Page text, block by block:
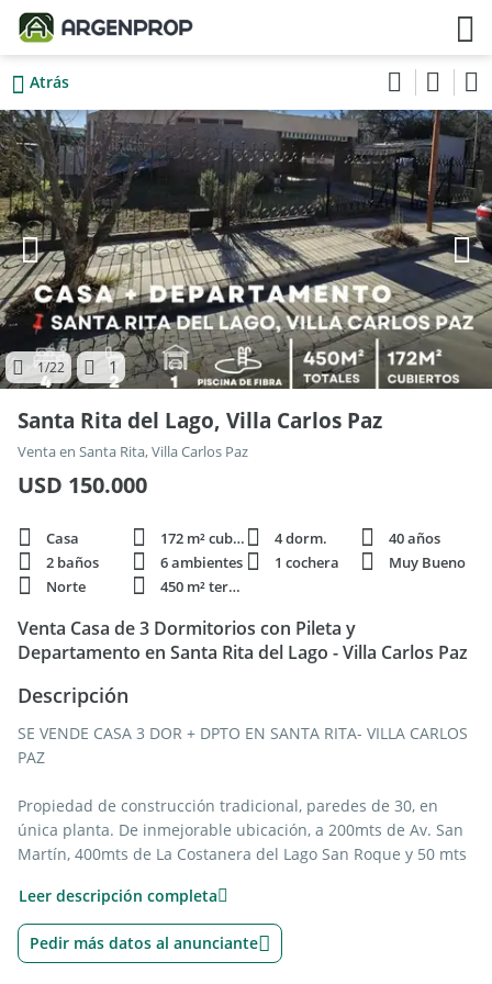
Atrás
1/22 1
Santa Rita del Lago, Villa Carlos Paz
Venta en Santa Rita, Villa Carlos Paz
USD 150.000
Casa 172 m² cubie. 4 dorm.
40 años
2 baños
6 ambientes 1 cochera
Muy Bueno
Norte
450 m² terren.
Venta Casa de 3 Dormitorios con Pileta y
Departamento en Santa Rita del Lago - Villa Carlos Paz
Descripción
SE VENDE CASA 3 DOR + DPTO EN SANTA RITA- VILLA CARLOS
PAZ
Propiedad de construcción tradicional, paredes de 30, en
única planta. De inmejorable ubicación, a 200mts de Av. San
Martín, 400mts de La Costanera del Lago San Roque y 50 mts
aledañas.
Zona residencial y consolidada con todos los servicios.
Cuenta con 40 años aprox. de antiguedad, edificada por sus
Leer descripción completa
Pedir más datos al anunciante